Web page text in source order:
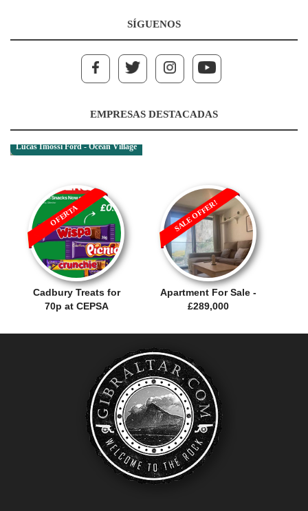
SÍGUENOS
EMPRESAS DESTACADAS
Lucas Imossi Ford - Ocean Village
Cadbury Treats for
70p at CEPSA
OFERTA
Apartment For Sale -
£289,000
SALE OFFER!